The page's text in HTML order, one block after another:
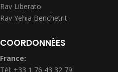
Rav Liberato
Rav Yehia Benchetrit
COORDONNÉES
France:
Tél: +33 1 76 43 32 79